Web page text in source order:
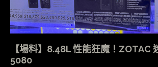
【場料】8.48L 性能狂魔！ZOTAC
5080